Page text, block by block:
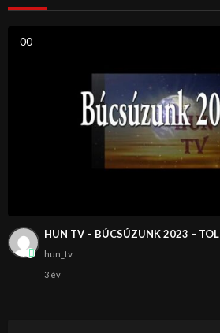
00
HUN TV – BÚCSÚZUNK 2023 – TOL
hun_tv
3 év